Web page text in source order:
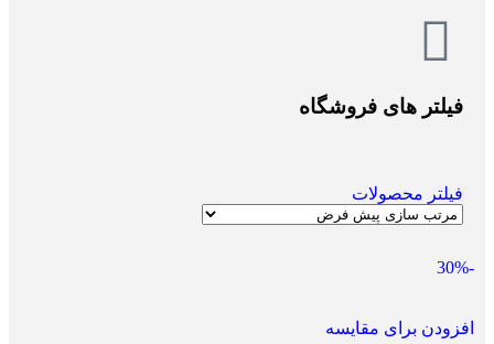
فیلتر های فروشگاه
فیلتر محصولات
-30%
افزودن برای مقایسه